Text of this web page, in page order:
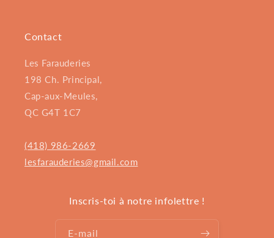
Contact
Les Farauderies
198 Ch. Principal,
Cap-aux-Meules,
QC G4T 1C7
(418) 986-2669
lesfarauderies@gmail.com
Inscris-toi à notre infolettre !
E-mail